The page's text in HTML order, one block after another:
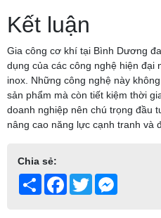
Kết luận
Gia công cơ khí tại Bình Dương
dụng của các công nghệ hiện đại
inox. Những công nghệ này
sản phẩm mà còn tiết kiệm thời
doanh nghiệp nên chú trọng đầu
nâng cao năng lực cạnh tranh và
Chia sẻ:
Share Facebook
Twitter